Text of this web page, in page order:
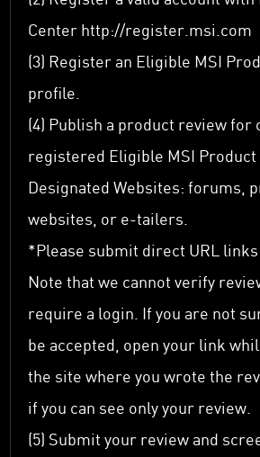
Center http://register.msi.com
(3) Register an Eligible MSI
profile.
(4) Publish a product review for
registered Eligible MSI Product
Designated Websites: forums,
websites, or e-tailers.
*Please submit direct URL
Note that we cannot verify
require a login. If you are not
be accepted, open your link
the site where you wrote the
if you can see only your review.
(5) Submit your review and